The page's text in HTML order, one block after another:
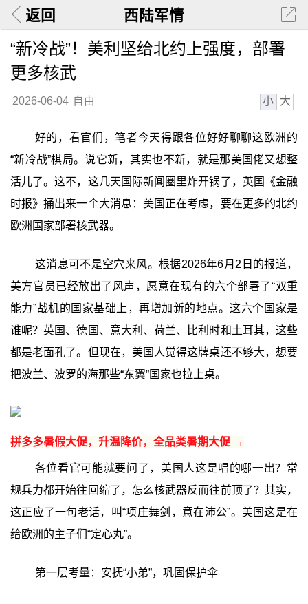
返回 西陆军情
“新冷战”！美利坚给北约上强度，部署
更多核武
2026-06-04 自由 小 大
好的，看官们，笔者今天得跟各位好好聊聊这欧洲的
“新冷战”棋局。说它新，其实也不新，就是那美国佬又想整
活儿了。这不，这几天国际新闻圈里炸开锅了，英国《金融
时报》捅出来一个大消息：美国正在考虑，要在更多的北约
欧洲国家部署核武器。
这消息可不是空穴来风。根据2026年6月2日的报道，
美方官员已经放出了风声，愿意在现有的六个部署了“双重
能力”战机的国家基础上，再增加新的地点。这六个国家是
谁呢？英国、德国、意大利、荷兰、比利时和土耳其，这些
都是老面孔了。但现在，美国人觉得这牌桌还不够大，想要
把波兰、波罗的海那些“东翼”国家也拉上桌。
拼多多暑假大促，升温降价，全品类暑期大促 →
各位看官可能就要问了，美国人这是唱的哪一出？常
规兵力都开始往回缩了，怎么核武器反而往前顶了？其实，
这正应了一句老话，叫“项庄舞剑，意在沛公”。美国这是在
给欧洲的主子们“定心丸”。
第一层考量：安抚“小弟”，巩固保护伞